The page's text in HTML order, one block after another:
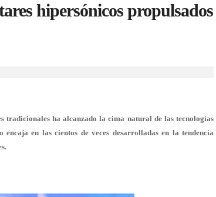
hipersónicos propulsados
ha alcanzado la cima natural de las tecnologías
en las cientos de veces desarrolladas en la tendencia